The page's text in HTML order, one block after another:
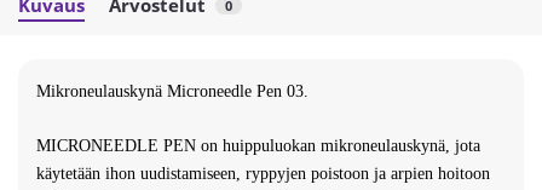
0
Mikroneulauskynä Microneedle Pen 03
MICRONEEDLE PEN on huippuluokan mikroneulauskynä, jota
käytetään ihon uudistamiseen, ryppyjen poistoon ja arpien hoitoon